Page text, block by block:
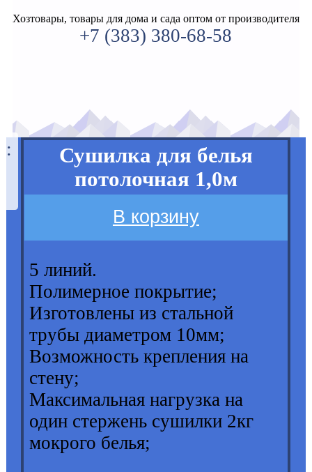
Хозтовары, товары для дома и сада оптом от производителя
+7 (383) 380-68-58
Сушилка для белья
потолочная 1,0м
В корзину
5 линий.
Полимерное покрытие;
Изготовлены из стальной
трубы диаметром 10мм;
Возможность крепления на
стену;
Максимальная нагрузка на
один стержень сушилки 2кг
мокрого белья;